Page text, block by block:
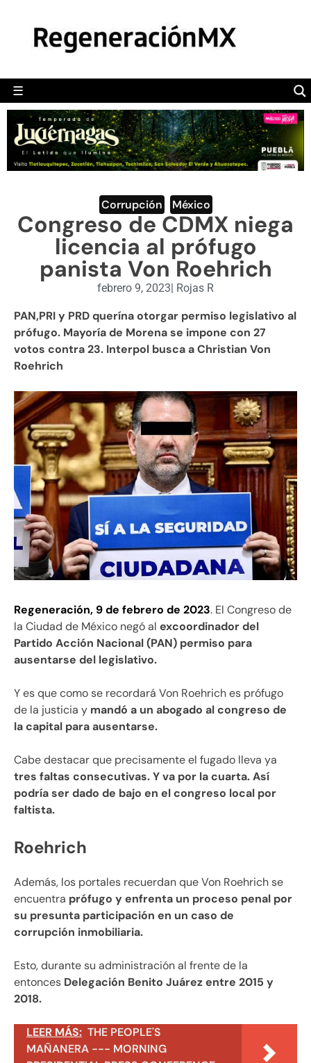
☰
POLÍTICA
CAMALEÓN
OPINIÓN
DEPORTES
ENGLISH SECTION
VIDEOS
Corrupción México
Congreso de CDMX niega
licencia al prófugo
panista Von Roehrich
febrero 9, 2023| Rojas R
PAN,PRI y PRD querína otorgar permiso legislativo al
prófugo. Mayoría de Morena se impone con 27
votos contra 23. Interpol busca a Christian Von
Roehrich
Regeneración, 9 de febrero de 2023. El Congreso de
la Ciudad de México negó al excoordinador del
Partido Acción Nacional (PAN) permiso para
ausentarse del legislativo.
Y es que como se recordará Von Roehrich es prófugo
de la justicia y mandó a un abogado al congreso de
la capital para ausentarse.
Cabe destacar que precisamente el fugado lleva ya
tres faltas consecutivas. Y va por la cuarta. Así
podría ser dado de bajo en el congreso local por
faltista.
Roehrich
Además, los portales recuerdan que Von Roehrich se
encuentra prófugo y enfrenta un proceso penal por
su presunta participación en un caso de
corrupción inmobiliaria.
Esto, durante su administración al frente de la
entonces Delegación Benito Juárez entre 2015 y
2018.
LEER MÁS: THE PEOPLE'S
MAÑANERA --- MORNING